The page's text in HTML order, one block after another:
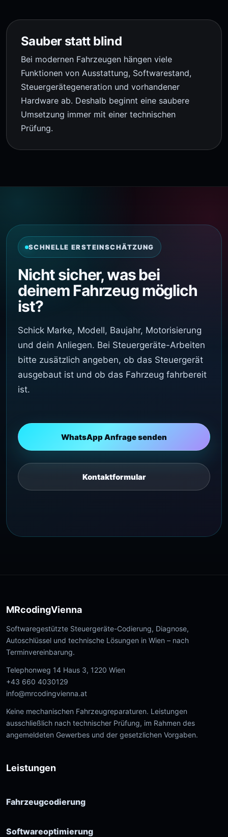
Sauber statt blind
Bei modernen Fahrzeugen hängen viele
Funktionen von Ausstattung, Softwarestand,
Steuergerätegeneration und vorhandener
Hardware ab. Deshalb beginnt eine saubere
Umsetzung immer mit einer technischen
Prüfung.
SCHNELLE ERSTEINSCHÄTZUNG
Nicht sicher, was bei
deinem Fahrzeug möglich
ist?
Schick Marke, Modell, Baujahr, Motorisierung
und dein Anliegen. Bei Steuergeräte-Arbeiten
bitte zusätzlich angeben, ob das Steuergerät
ausgebaut ist und ob das Fahrzeug fahrbereit
ist.
WhatsApp Anfrage senden
Kontaktformular
MRcodingVienna
Softwaregestützte Steuergeräte-Codierung, Diagnose,
Autoschlüssel und technische Lösungen in Wien – nach
Terminvereinbarung.
Telephonweg 14 Haus 3, 1220 Wien
+43 660 4030129
info@mrcodingvienna.at
Keine mechanischen Fahrzeugreparaturen. Leistungen
ausschließlich nach technischer Prüfung, im Rahmen des
angemeldeten Gewerbes und der gesetzlichen Vorgaben.
Leistungen
Fahrzeugcodierung
Softwareoptimierung